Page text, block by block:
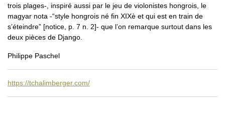
trois plages-, inspiré aussi par le jeu de violonistes hongrois, le
magyar nota -“style hongrois né fin XIXè et qui est en train de
s’éteindre” [notice, p. 7 n. 2]- que l’on remarque surtout dans les
deux pièces de Django.
Philippe Paschel
https://tchalimberger.com/